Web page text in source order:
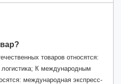
товаров относятся:
К международным
международная экспресс-